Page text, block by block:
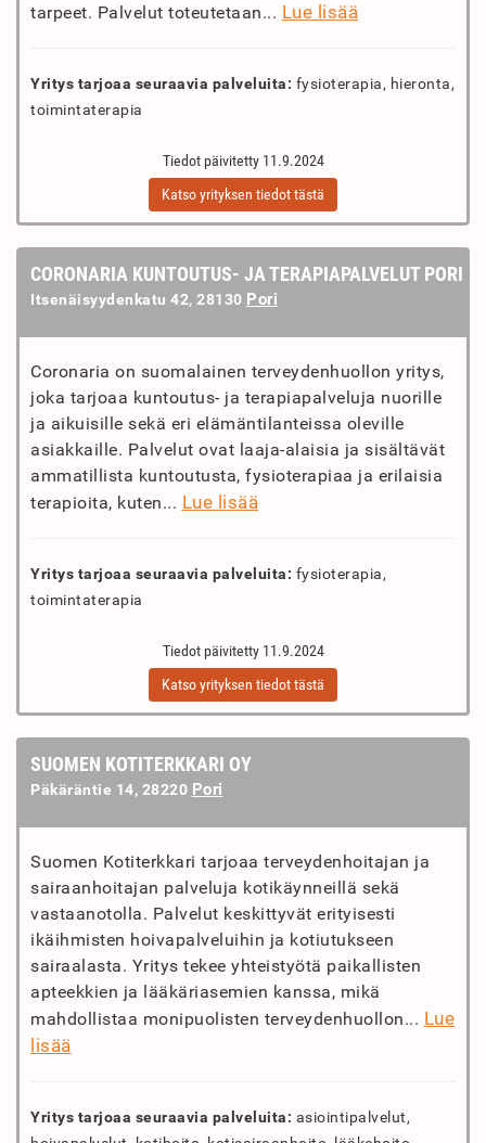
tarpeet. Palvelut toteutetaan... Lue lisää
Yritys tarjoaa seuraavia palveluita: fysioterapia, hieronta,
toimintaterapia
Tiedot päivitetty 11.9.2024
Katso yrityksen tiedot tästä
CORONARIA KUNTOUTUS- JA TERAPIAPALVELUT PORI
Itsenäisyydenkatu 42, 28130 Pori
Coronaria on suomalainen terveydenhuollon yritys,
joka tarjoaa kuntoutus- ja terapiapalveluja nuorille
ja aikuisille sekä eri elämäntilanteissa oleville
asiakkaille. Palvelut ovat laaja-alaisia ja sisältävät
ammatillista kuntoutusta, fysioterapiaa ja erilaisia
terapioita, kuten... Lue lisää
Yritys tarjoaa seuraavia palveluita: fysioterapia,
toimintaterapia
Tiedot päivitetty 11.9.2024
Katso yrityksen tiedot tästä
SUOMEN KOTITERKKARI OY
Päkäräntie 14, 28220 Pori
Suomen Kotiterkkari tarjoaa terveydenhoitajan ja
sairaanhoitajan palveluja kotikäynneillä sekä
vastaanotolla. Palvelut keskittyvät erityisesti
ikäihmisten hoivapalveluihin ja kotiutukseen
sairaalasta. Yritys tekee yhteistyötä paikallisten
apteekkien ja lääkäriasemien kanssa, mikä
mahdollistaa monipuolisten terveydenhuollon... Lue
lisää
Yritys tarjoaa seuraavia palveluita: asiointipalvelut,